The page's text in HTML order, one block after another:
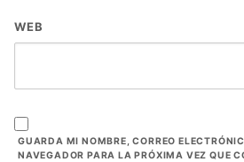
WEB
GUARDA MI NOMBRE, CORREO
NAVEGADOR PARA LA PRÓXIMA VEZ QUE